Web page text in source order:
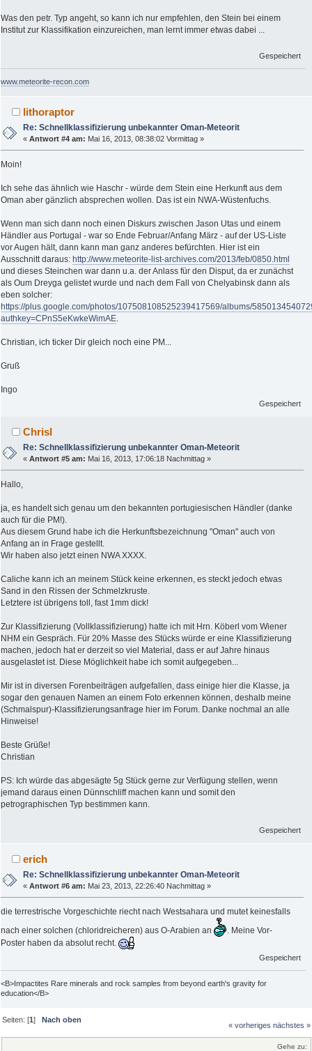
Was den petr. Typ angeht, so kann ich nur empfehlen, den Stein bei einem
Institut zur Klassifikation einzureichen, man lernt immer etwas dabei ...
Gespeichert
www.meteorite-recon.com
lithoraptor
Re: Schnellklassifizierung unbekannter Oman-Meteorit
«Antwort #4 am: Mai 16, 2013, 08:38:02 Vormittag »
Moin!
Ich sehe das ähnlich wie Haschr - würde dem Stein eine Herkunft aus dem
Oman aber gänzlich absprechen wollen. Das ist ein NWA-Wüstenfuchs.
Wenn man sich dann noch einen Diskurs zwischen Jason Utas und einem
Händler aus Portugal - war so Ende Februar/Anfang März - auf der US-Liste
vor Augen hält, dann kann man ganz anderes befürchten. Hier ist ein
Ausschnitt daraus: http://www.meteorite-list-archives.com/2013/feb/0850.html
und dieses Steinchen war dann u.a. der Anlass für den Disput, da er zunächst
als Oum Dreyga gelistet wurde und nach dem Fall von Chelyabinsk dann als
eben solcher:
https://plus.google.com/photos/107508108525239417569/albums/
authkey=CPnS5eKwkeWimAE.
Christian, ich ticker Dir gleich noch eine PM...
Gruß
Ingo
Gespeichert
Chrisl
Re: Schnellklassifizierung unbekannter Oman-Meteorit
«Antwort #5 am: Mai 16, 2013, 17:06:18 Nachmittag »
Hallo,
ja, es handelt sich genau um den bekannten portugiesischen Händler (danke
auch für die PM!).
Aus diesem Grund habe ich die Herkunftsbezeichnung "Oman" auch von
Anfang an in Frage gestellt.
Wir haben also jetzt einen NWA XXXX.
Caliche kann ich an meinem Stück keine erkennen, es steckt jedoch etwas
Sand in den Rissen der Schmelzkruste.
Letztere ist übrigens toll, fast 1mm dick!
Zur Klassifizierung (Vollklassifizierung) hatte ich mit Hrn. Köberl vom Wiener
NHM ein Gespräch. Für 20% Masse des Stücks würde er eine Klassifizierung
machen, jedoch hat er derzeit so viel Material, dass er auf Jahre hinaus
ausgelastet ist. Diese Möglichkeit habe ich somit aufgegeben...
Mir ist in diversen Forenbeiträgen aufgefallen, dass einige hier die Klasse, ja
sogar den genauen Namen an einem Foto erkennen können, deshalb meine
(Schmalspur)-Klassifizierungsanfrage hier im Forum. Danke nochmal an alle
Hinweise!
Beste Grüße!
Christian
PS: Ich würde das abgesägte 5g Stück gerne zur Verfügung stellen, wenn
jemand daraus einen Dünnschliff machen kann und somit den
petrographischen Typ bestimmen kann.
Gespeichert
erich
Re: Schnellklassifizierung unbekannter Oman-Meteorit
«Antwort #6 am: Mai 23, 2013, 22:26:40 Nachmittag »
die terrestrische Vorgeschichte riecht nach Westsahara und mutet keinesfalls
nach einer solchen (chloridreicheren) aus O-Arabien an
. Meine Vor-
Poster haben da absolut recht.
Gespeichert
<B>Impactites Rare minerals and rock samples from beyond earth's gravity for
education</B>
Seiten: [1]Nach oben
« vorheriges nächstes »
Gehe zu: